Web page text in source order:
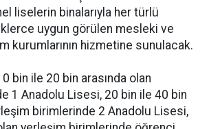
liselerin binalarıyla her türlü
uygun görülen mesleki ve
kurumlarının hizmetine sunulacak.
bin ile 20 bin arasında olan
1 Anadolu Lisesi, 20 bin ile 40 bin
birimlerinde 2 Anadolu Lisesi,